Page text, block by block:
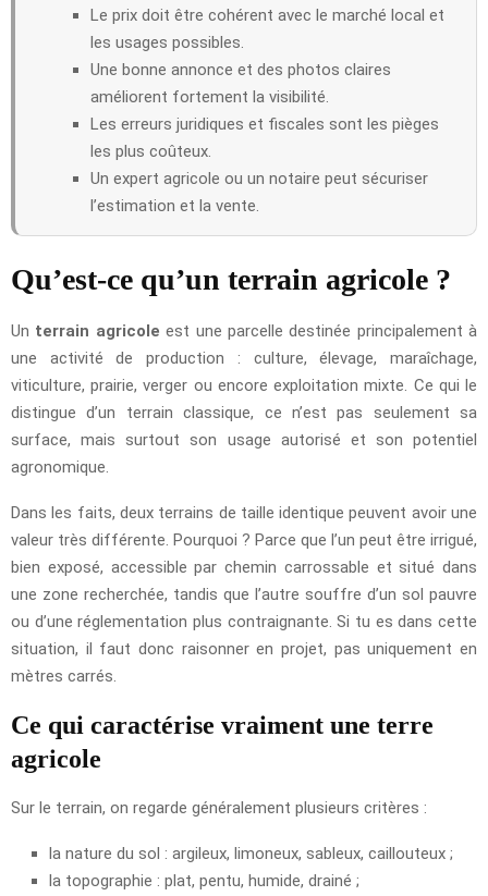
Le prix doit être cohérent avec le marché local et
les usages possibles.
Une bonne annonce et des photos claires
améliorent fortement la visibilité.
Les erreurs juridiques et fiscales sont les pièges
les plus coûteux.
Un expert agricole ou un notaire peut sécuriser
l’estimation et la vente.
Qu’est-ce qu’un terrain agricole ?
Un terrain agricole est une parcelle destinée principalement à
une activité de production : culture, élevage, maraîchage,
viticulture, prairie, verger ou encore exploitation mixte. Ce qui le
distingue d’un terrain classique, ce n’est pas seulement sa
surface, mais surtout son usage autorisé et son potentiel
agronomique.
Dans les faits, deux terrains de taille identique peuvent avoir une
valeur très différente. Pourquoi ? Parce que l’un peut être irrigué,
bien exposé, accessible par chemin carrossable et situé dans
une zone recherchée, tandis que l’autre souffre d’un sol pauvre
ou d’une réglementation plus contraignante. Si tu es dans cette
situation, il faut donc raisonner en projet, pas uniquement en
mètres carrés.
Ce qui caractérise vraiment une terre
agricole
Sur le terrain, on regarde généralement plusieurs critères :
la nature du sol : argileux, limoneux, sableux, caillouteux ;
la topographie : plat, pentu, humide, drainé ;